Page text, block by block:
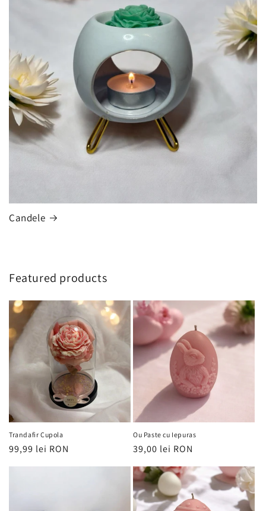
Candele
Featured products
Trandafir Cupola
Regular
99,99 lei RON
Ou Paste cu Iepuras
Regular
39,00 lei RON